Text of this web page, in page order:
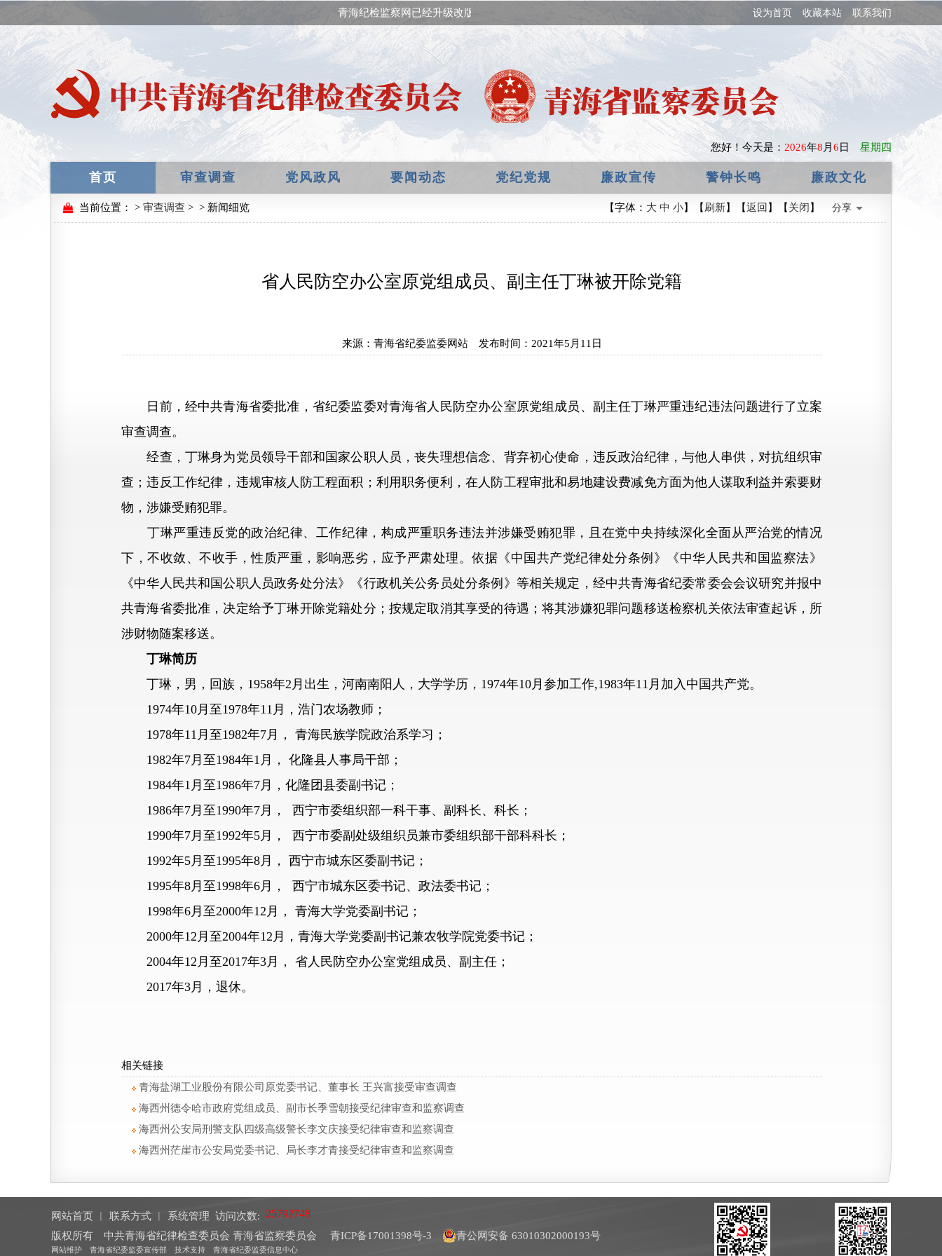
青海纪检监察网已经升级改版，欢迎提出宝贵意见！ 设为首页 收藏本站 联系我们
您好！ 今天是： 2026年8 月 6 日 星期四
首页 审查调查 党风政风 要闻动态 党纪党规 廉政宣传 警钟长鸣 廉政文化
当前位置： > 审查调查 > > 新闻细览 【字体： 大 中 小】【刷新】【返回 】【关闭 】 分享
省人民防空办公室原党组成员、副主任丁琳被开除党籍
来源： 青海省纪委监委网站发布时间： 2021年5月11日
日前，经中共青海省委批准，省纪委监委对青海省人民防空办公室原党组成员、副主任丁琳严重违纪违法问题进行了立案
审查调查。
经查，丁琳身为党员领导干部和国家公职人员，丧失理想信念、背弃初心使命，违反政治纪律，与他人串供，对抗组织审
查；违反工作纪律，违规审核人防工程面积；利用职务便利，在人防工程审批和易地建设费减免方面为他人谋取利益并索要财
物，涉嫌受贿犯罪。
丁琳严重违反党的政治纪律、工作纪律，构成严重职务违法并涉嫌受贿犯罪，且在党中央持续深化全面从严治党的情况
下，不收敛、不收手，性质严重，影响恶劣，应予严肃处理。依据《中国共产党纪律处分条例》《中华人民共和国监察法》
《中华人民共和国公职人员政务处分法》《行政机关公务员处分条例》等相关规定，经中共青海省纪委常委会会议研究并报中
共青海省委批准，决定给予丁琳开除党籍处分；按规定取消其享受的待遇；将其涉嫌犯罪问题移送检察机关依法审查起诉，所
涉财物随案移送。
丁琳简历
丁琳，男，回族，1958年2月出生，河南南阳人，大学学历，1974年10月参加工作,1983年11月加入中国共产党。
1974年10月至1978年11月，浩门农场教师；
1978年11月至1982年7月， 青海民族学院政治系学习；
1982年7月至1984年1月， 化隆县人事局干部；
1984年1月至1986年7月，化隆团县委副书记；
1986年7月至1990年7月， 西宁市委组织部一科干事、副科长、科长；
1990年7月至1992年5月， 西宁市委副处级组织员兼市委组织部干部科科长；
1992年5月至1995年8月， 西宁市城东区委副书记；
1995年8月至1998年6月， 西宁市城东区委书记、政法委书记；
1998年6月至2000年12月， 青海大学党委副书记；
2000年12月至2004年12月，青海大学党委副书记兼农牧学院党委书记；
2004年12月至2017年3月， 省人民防空办公室党组成员、副主任；
2017年3月，退休。
相关链接
青海盐湖工业股份有限公司原党委书记、董事长 王兴富接受审查调查
海西州德令哈市政府党组成员、副市长季雪朝接受纪律审查和监察调查
海西州公安局刑警支队四级高级警长李文庆接受纪律审查和监察调查
海西州茫崖市公安局党委书记、局长李才青接受纪律审查和监察调查
网站首页 联系方式 系统管理 访问次数:
版权所有 中共青海省纪律检查委员会 青海省监察委员会
青ICP备17001398号-3 青公网安备 63010302000193号
网站维护 青海省纪委监委宣传部 技术支持 青海省纪委监委信息中心